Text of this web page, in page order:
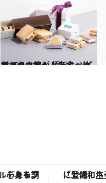
2019.11.12
スイーツ芸人・スイーツなかのさんが 極旨レーズンバターサンドを食べ比べ
グルメ
「星のや富士」でデジタルデトックス。冨士信仰の歴史を辿り、心身を調える。